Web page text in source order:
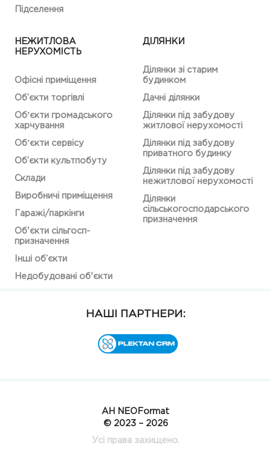
АН NEOFormat
© 2023 – 2026
Усі права захищено.
Підселення
НЕЖИТЛОВА
НЕРУХОМІСТЬ
Офісні приміщення
Об’єкти торгівлі
Обʼєкти громадського
харчування
Обʼєкти сервісу
Об’єкти культпобуту
Склади
Виробничі приміщення
Гаражі/паркінги
Об'єкти сільгосп-
призначення
Інші об’єкти
Недобудовані об'єкти
ДІЛЯНКИ
Ділянки зі старим
будинком
Дачні ділянки
Ділянки під забудову
житлової нерухомості
Ділянки під забудову
приватного будинку
Ділянки під забудову
нежитлової нерухомості
Ділянки
сільськогосподарського
призначення
НАШІ ПАРТНЕРИ: